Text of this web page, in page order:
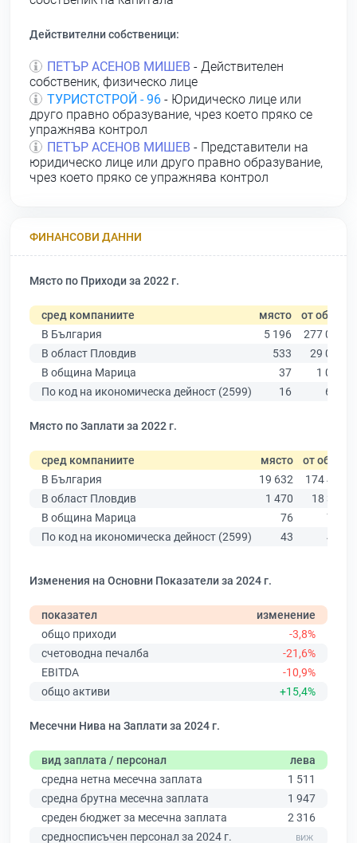
Действителни собственици:
ПЕТЪР АСЕНОВ МИШЕВ - Действителен
собственик, физическо лице
ТУРИСТСТРОЙ - 96 - Юридическо лице или
друго правно образувание, чрез което пряко се
упражнява контрол
ПЕТЪР АСЕНОВ МИШЕВ - Представители на
юридическо лице или друго правно образувание,
чрез което пряко се упражнява контрол
ФИНАНСОВИ ДАННИ
Място по Приходи за 2022 г.
сред компаниите място от общо
В България
5 196
277 019
В област Пловдив
533
29 067
В община Марица
37
1 033
По код на икономическа дейност (2599)
16 662
Място по Заплати за 2022 г.
сред компаниите място от общо
В България
19 632
174 403
В област Пловдив
1 470
18 305
В община Марица
76
712
По код на икономическа дейност (2599)
43 477
Изменения на Основни Показатели за 2024 г.
показател
изменение
общо приходи
-3,8%
счетоводна печалба
-21,6%
EBITDA
-10,9%
общо активи
+15,4%
Месечни Нива на Заплати за 2024 г.
вид заплата / персонал
лева
средна нетна месечна заплата
1 511
средна брутна месечна заплата
1 947
среден бюджет за месечна заплата
2 316
средносписъчен персонал за 2024 г.